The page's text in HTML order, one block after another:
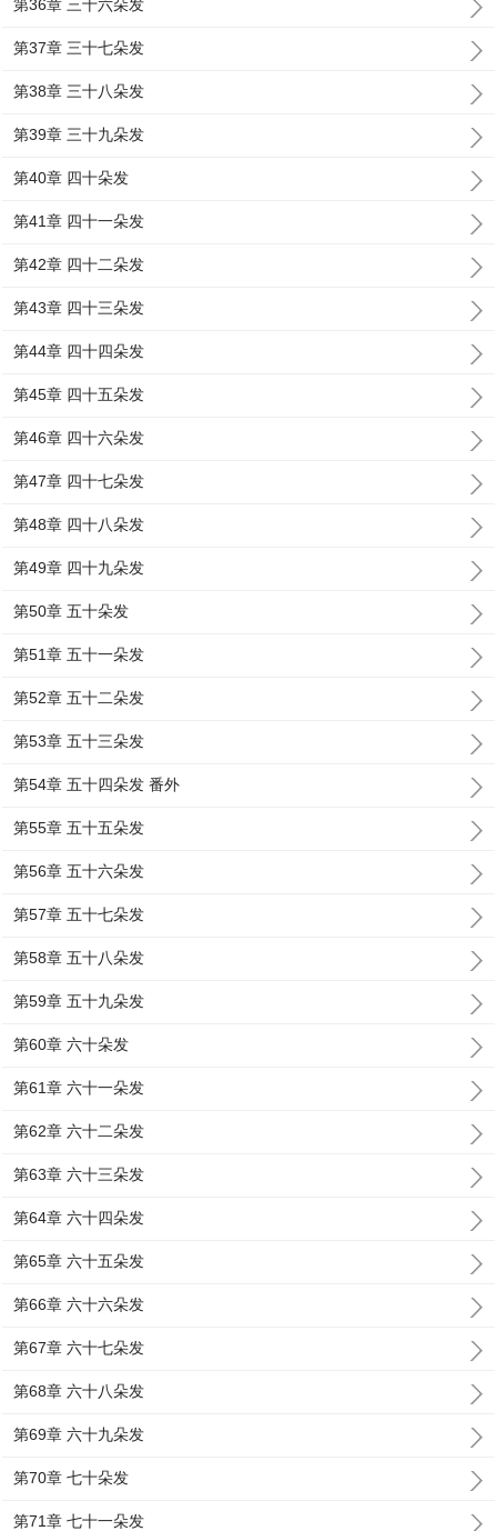
第36章 三十六朵发
第37章 三十七朵发
第38章 三十八朵发
第39章 三十九朵发
第40章 四十朵发
第41章 四十一朵发
第42章 四十二朵发
第43章 四十三朵发
第44章 四十四朵发
第45章 四十五朵发
第46章 四十六朵发
第47章 四十七朵发
第48章 四十八朵发
第49章 四十九朵发
第50章 五十朵发
第51章 五十一朵发
第52章 五十二朵发
第53章 五十三朵发
第54章 五十四朵发 番外
第55章 五十五朵发
第56章 五十六朵发
第57章 五十七朵发
第58章 五十八朵发
第59章 五十九朵发
第60章 六十朵发
第61章 六十一朵发
第62章 六十二朵发
第63章 六十三朵发
第64章 六十四朵发
第65章 六十五朵发
第66章 六十六朵发
第67章 六十七朵发
第68章 六十八朵发
第69章 六十九朵发
第70章 七十朵发
第71章 七十一朵发